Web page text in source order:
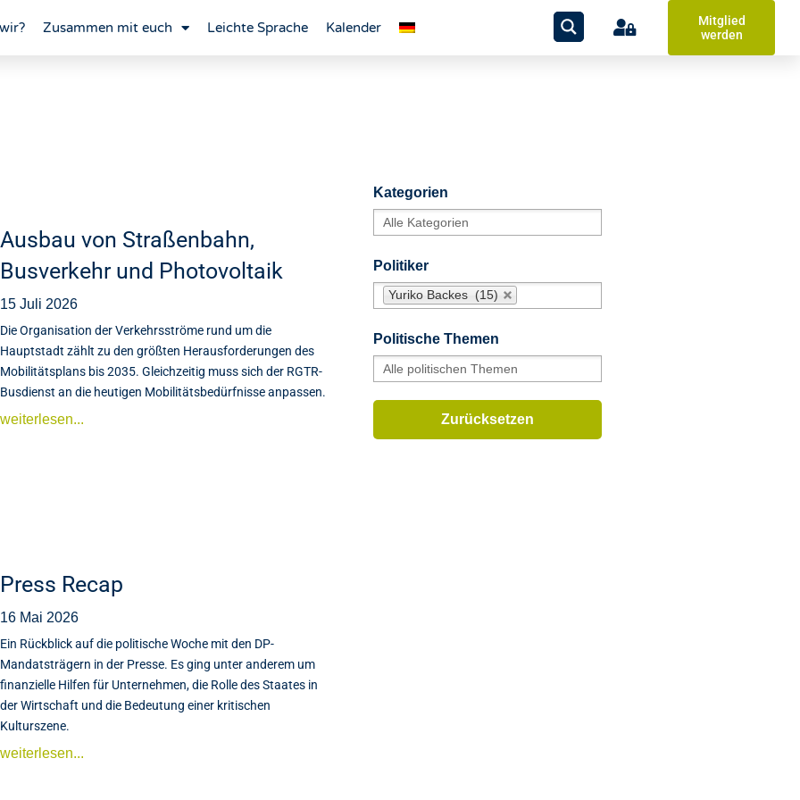
Zusammen mit euch Leichte Sprache Kalender
Mitglied
werden
Ausbau von Straßenbahn,
Busverkehr und Photovoltaik
15 Juli 2026
Die Organisation der Verkehrsströme rund um die
Hauptstadt zählt zu den größten Herausforderungen des
Mobilitätsplans bis 2035. Gleichzeitig muss sich der RGTR-
Busdienst an die heutigen Mobilitätsbedürfnisse anpassen.
weiterlesen...
Press Recap
16 Mai 2026
Ein Rückblick auf die politische Woche mit den DP-
Mandatsträgern in der Presse. Es ging unter anderem um
finanzielle Hilfen für Unternehmen, die Rolle des Staates in
der Wirtschaft und die Bedeutung einer kritischen
Kulturszene.
weiterlesen...
Kategorien
Politiker
Yuriko Backes (15)
Politische Themen